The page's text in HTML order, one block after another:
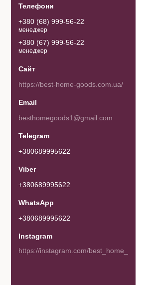
+380 (68) 999-56-22
менеджер
+380 (67) 999-56-22
менеджер
https://best-home-goods.com.ua/
besthomegoods1@gmail.com
+380689995622
+380689995622
+380689995622
Instagram
https://instagram.com/best_home_goods